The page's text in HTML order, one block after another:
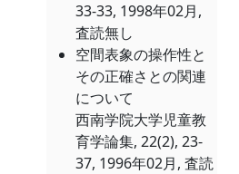
33-33, 1998年02月,
査読無し
空間表象の操作性と
その正確さとの関連
について
西南学院大学児童教
育学論集, 22(2), 23-
37, 1996年02月, 査読